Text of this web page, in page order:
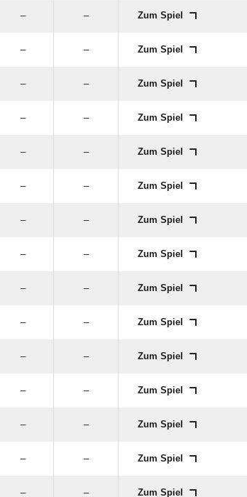
– – Zum Spiel
– – Zum Spiel
– – Zum Spiel
– – Zum Spiel
– – Zum Spiel
– – Zum Spiel
– – Zum Spiel
– – Zum Spiel
– – Zum Spiel
– – Zum Spiel
– – Zum Spiel
– – Zum Spiel
– – Zum Spiel
– – Zum Spiel
– – Zum Spiel